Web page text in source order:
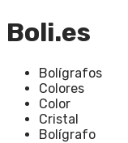
Boli.es
Bolígrafos
Colores
Color
Cristal
Bolígrafo